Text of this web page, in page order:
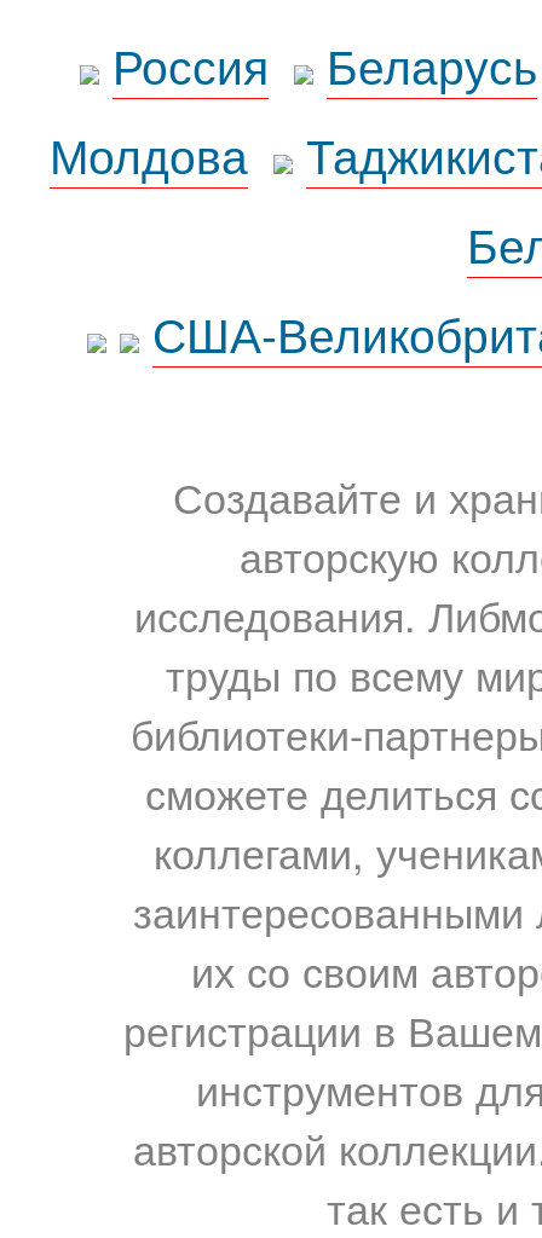
Россия
Беларусь
Молдова
США-
Создавайте и
авторскую
исследования.
труды по всему
библиотеки-
сможете делиться
коллегами,
их со своим
регистрации в
инструментов
авторской
так есть и